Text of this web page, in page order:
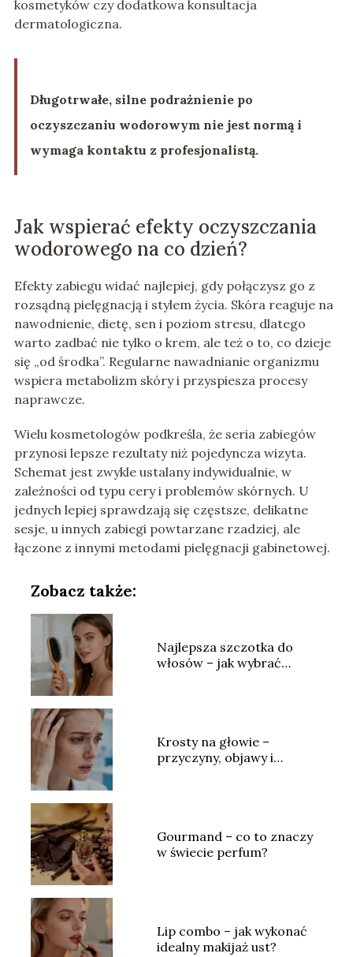
kosmetyków czy dodatkowa konsultacja
dermatologiczna.
Długotrwałe, silne podrażnienie po
oczyszczaniu wodorowym nie jest normą i
wymaga kontaktu z profesjonalistą.
Jak wspierać efekty oczyszczania
wodorowego na co dzień?
Efekty zabiegu widać najlepiej, gdy połączysz go z
rozsądną pielęgnacją i stylem życia. Skóra reaguje na
nawodnienie, dietę, sen i poziom stresu, dlatego
warto zadbać nie tylko o krem, ale też o to, co dzieje
się „od środka”. Regularne nawadnianie organizmu
wspiera metabolizm skóry i przyspiesza procesy
naprawcze.
Wielu kosmetologów podkreśla, że seria zabiegów
przynosi lepsze rezultaty niż pojedyncza wizyta.
Schemat jest zwykle ustalany indywidualnie, w
zależności od typu cery i problemów skórnych. U
jednych lepiej sprawdzają się częstsze, delikatne
sesje, u innych zabiegi powtarzane rzadziej, ale
łączone z innymi metodami pielęgnacji gabinetowej.
Zobacz także:
Najlepsza szczotka do
włosów – jak wybrać
Krosty na głowie –
przyczyny, objawy i
Gourmand – co to znaczy
w świecie perfum?
Lip combo – jak wykonać
idealny makijaż ust?